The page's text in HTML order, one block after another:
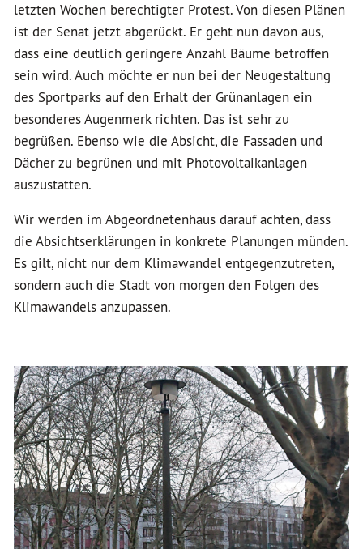
letzten Wochen berechtigter Protest. Von diesen Plänen
ist der Senat jetzt abgerückt. Er geht nun davon aus,
dass eine deutlich geringere Anzahl Bäume betroffen
sein wird. Auch möchte er nun bei der Neugestaltung
des Sportparks auf den Erhalt der Grünanlagen ein
besonderes Augenmerk richten. Das ist sehr zu
begrüßen. Ebenso wie die Absicht, die Fassaden und
Dächer zu begrünen und mit Photovoltaikanlagen
auszustatten.
Wir werden im Abgeordnetenhaus darauf achten, dass
die Absichtserklärungen in konkrete Planungen münden.
Es gilt, nicht nur dem Klimawandel entgegenzutreten,
sondern auch die Stadt von morgen den Folgen des
Klimawandels anzupassen.